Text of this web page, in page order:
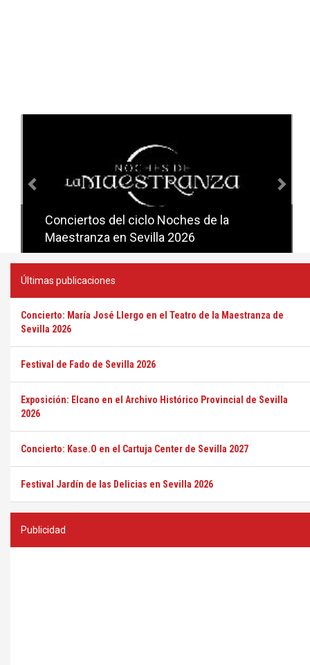
Conciertos del ciclo Noches de la
Maestranza en Sevilla 2026
Conciertos del ciclo Candlelight en
Sevilla
Últimas publicaciones
Concierto: María José Llergo en el Teatro de la Maestranza de
Sevilla 2026
Festival de Fado de Sevilla 2026
Exposición: Elcano en el Archivo Histórico Provincial de Sevilla
2026
Concierto: Kase.O en el Cartuja Center de Sevilla 2027
Festival Jardín de las Delicias en Sevilla 2026
Publicidad